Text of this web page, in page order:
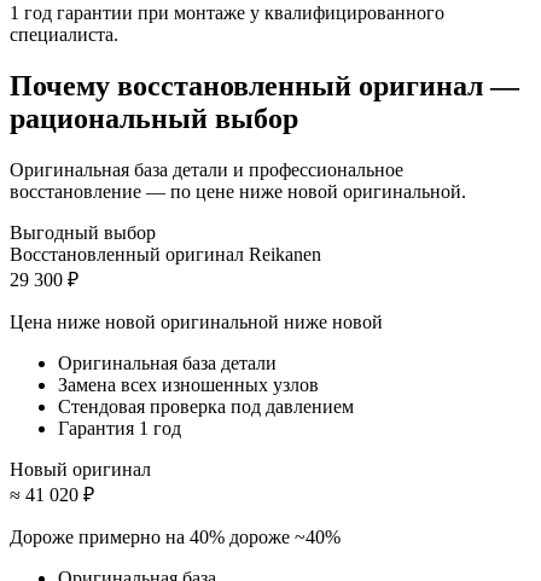
1 год гарантии при монтаже у квалифицированного
специалиста.
Почему восстановленный оригинал —
рациональный выбор
Оригинальная база детали и профессиональное
восстановление — по цене ниже новой оригинальной.
Выгодный выбор
Восстановленный оригинал Reikanen
29 300 ₽
Цена ниже новой оригинальной ниже новой
Оригинальная база детали
Замена всех изношенных узлов
Стендовая проверка под давлением
Гарантия 1 год
Новый оригинал
≈ 41 020 ₽
Дороже примерно на 40% дороже ~40%